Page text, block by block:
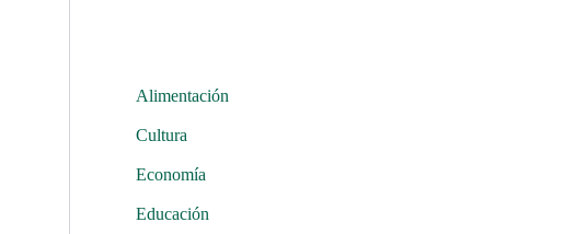
Alimentación
Cultura
Economía
Educación